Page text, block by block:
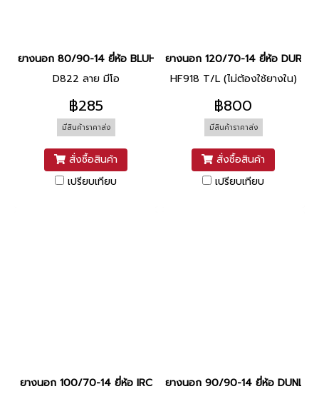
ยางนอก 80/90-14 ยี่ห้อ BLUHORSE
D822 ลาย มีโอ
฿285
มีสินค้าราคาส่ง
สั่งซื้อสินค้า
เปรียบเทียบ
ยางนอก 120/70-14 ยี่ห้อ DURO
HF918 T/L (ไม่ต้องใช้ยางใน)
฿800
มีสินค้าราคาส่ง
สั่งซื้อสินค้า
เปรียบเทียบ
ยางนอก 100/70-14 ยี่ห้อ IRC
ยางนอก 90/90-14 ยี่ห้อ DUNLOP